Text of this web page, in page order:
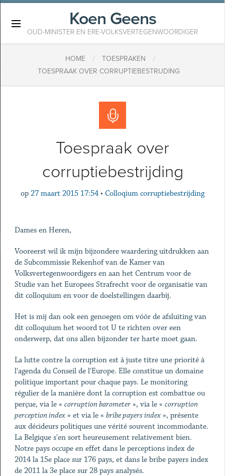
Koen Geens
OUD-MINISTER EN ERE-VOLKSVERTEGENWOORDIGER
HOME / TOESPRAKEN /
TOESPRAAK OVER CORRUPTIEBESTRIJDING
Toespraak over
corruptiebestrijding
op 27 maart 2015 17:54 • Colloqium corruptiebestrijding
Dames en Heren,
Vooreerst wil ik mijn bijzondere waardering uitdrukken aan
de Subcommissie Rekenhof van de Kamer van
Volksvertegenwoordigers en aan het Centrum voor de
Studie van het Europees Strafrecht voor de organisatie van
dit colloquium en voor de doelstellingen daarbij.
Het is mij dan ook een genoegen om vóór de afsluiting van
dit colloquium het woord tot U te richten over een
onderwerp, dat ons allen bijzonder ter harte moet gaan.
La lutte contre la corruption est à juste titre une priorité à
l'agenda du Conseil de l'Europe. Elle constitue un domaine
politique important pour chaque pays. Le monitoring
régulier de la manière dont la corruption est combattue ou
perçue, via le « corruption barometer», via le « corruption
perception index» et via le « bribe payers index», présente
aux décideurs politiques une vérité souvent incommodante.
La Belgique s'en sort heureusement relativement bien.
Notre pays occupe en effet dans le perceptions index de
2014 la 15e place sur 176 pays, et dans le bribe payers index
de 2011 la 3e place sur 28 pays analysés.